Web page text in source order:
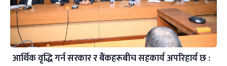
आर्थिक वृद्धि गर्न सरकार र बैंकहरूबीच सहकार्य अपरिहार्य छ :